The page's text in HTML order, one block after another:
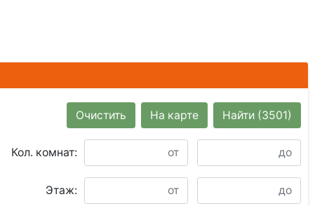
Найти (3501)
На карте
Очистить
Кол. комнат:
Этаж: